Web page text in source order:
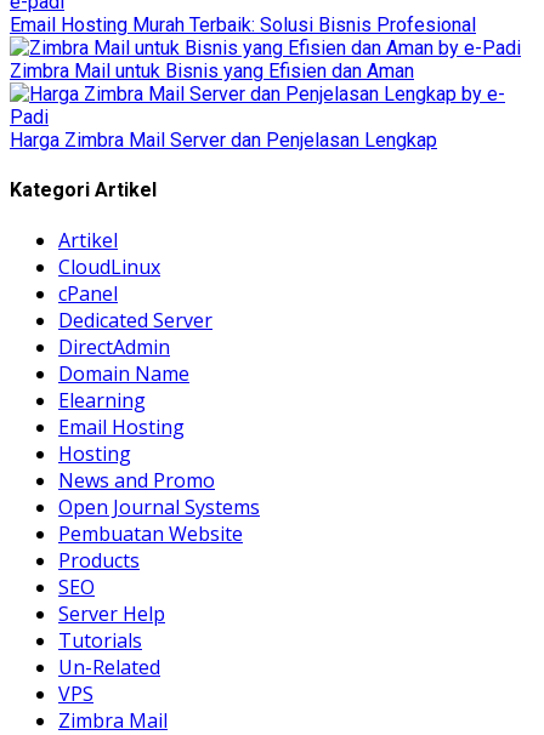
Email Hosting Murah Terbaik: Solusi Bisnis Profesional
Zimbra Mail untuk Bisnis yang Efisien dan Aman
Harga Zimbra Mail Server dan Penjelasan Lengkap
Kategori Artikel
Artikel
CloudLinux
cPanel
Dedicated Server
DirectAdmin
Domain Name
Elearning
Email Hosting
Hosting
News and Promo
Open Journal Systems
Pembuatan Website
Products
SEO
Server Help
Tutorials
Un-Related
VPS
Zimbra Mail